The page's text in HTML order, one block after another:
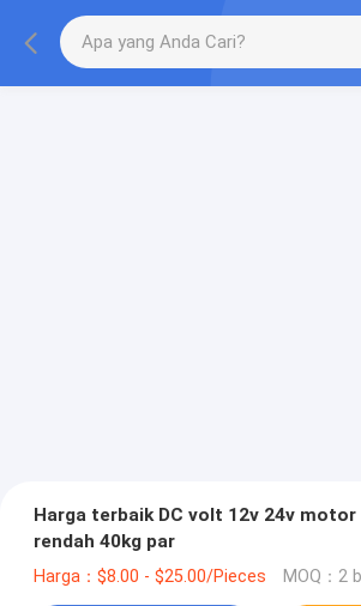
Harga terbaik DC volt 12v 24v
rendah 40kg par
Harga：$8.00 - $25.00/Pieces MOQ：2